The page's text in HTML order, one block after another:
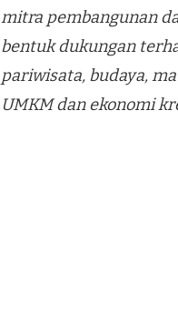
mitra pembangunan
bentuk dukungan
pariwisata, budaya,
UMKM dan ekonomi